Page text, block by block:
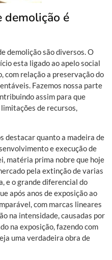
demolição é
demolição são diversos. O
esta ligado ao apelo social
com relação a preservação do
Fazemos nossa parte
assim para que
de recursos,
destacar quanto a madeira de
e execução de
matéria prima nobre que hoje
pela extinção de varias
e o grande diferencial do
após anos de exposição ao
com marcas lineares
na intensidade, causadas por
na exposição, fazendo com
uma verdadeira obra de